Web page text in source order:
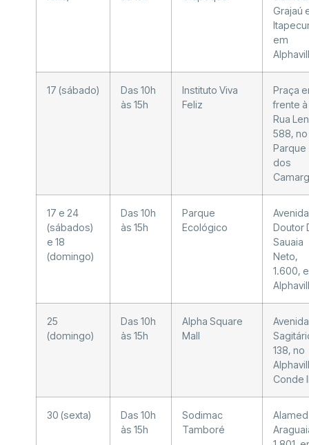
Grajaú
em
17 (sábado)
Das 10h
às 15h
Instituto Viva
Feliz
Praça
frente à
Rua
588, no
Parque
dos
17 e 24
(sábados)
e 18
(domingo)
Das 10h
às 15h
Parque
Ecológico
Avenida
Doutor
Sauaia
Neto,
1.600,
25
(domingo)
Das 10h
às 15h
Alpha Square
Mall
Avenida
138, no
Conde
30 (sexta)
Das 10h
às 15h
Sodimac
Tamboré